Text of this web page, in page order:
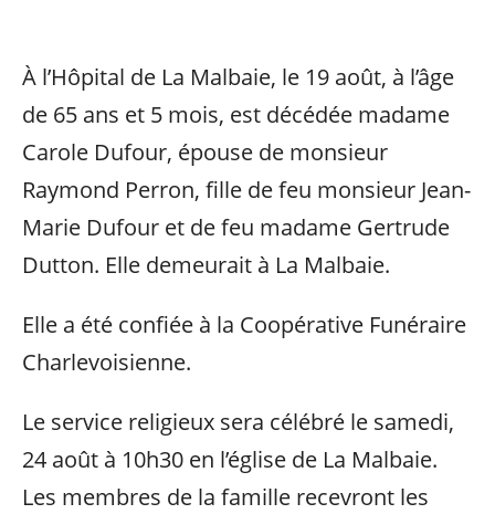
À l’Hôpital de La Malbaie, le 19 août, à l’âge
de 65 ans et 5 mois, est décédée madame
Carole Dufour, épouse de monsieur
Raymond Perron, fille de feu monsieur Jean-
Marie Dufour et de feu madame Gertrude
Dutton. Elle demeurait à La Malbaie.
Elle a été confiée à la Coopérative Funéraire
Charlevoisienne.
Le service religieux sera célébré le samedi,
24 août à 10h30 en l’église de La Malbaie.
Les membres de la famille recevront les